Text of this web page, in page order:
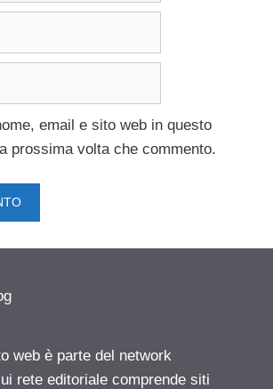
email e sito web in questo
prossima volta che commento.
web è parte del network
rete editoriale comprende siti